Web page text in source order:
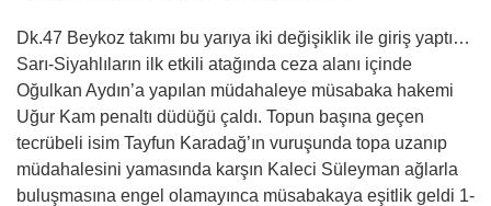
Dk.47 Beykoz takımı bu yarıya iki değişiklik ile giriş yaptı…
Sarı-Siyahlıların ilk etkili atağında ceza alanı içinde
Oğulkan Aydın’a yapılan müdahaleye müsabaka hakemi
Uğur Kam penaltı düdüğü çaldı. Topun başına geçen
tecrübeli isim Tayfun Karadağ’ın vuruşunda topa uzanıp
müdahalesini yamasında karşın Kaleci Süleyman ağlarla
buluşmasına engel olamayınca müsabakaya eşitlik geldi 1-